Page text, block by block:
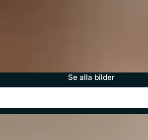
Se alla bilder